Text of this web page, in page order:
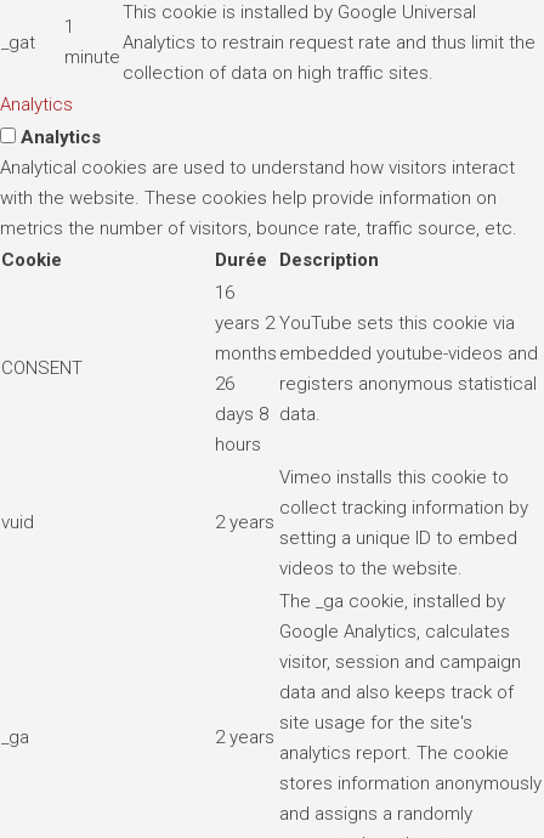
_gat
1
minute
This cookie is installed by Google Universal
Analytics to restrain request rate and thus limit the
collection of data on high traffic sites.
Analytics
Analytics
Analytical cookies are used to understand how visitors interact
with the website. These cookies help provide information on
metrics the number of visitors, bounce rate, traffic source, etc.
Cookie
Durée Description
CONSENT
16
years 2
months
26
days 8
hours
YouTube sets this cookie via
embedded youtube-videos and
registers anonymous statistical
data.
vuid 2 years
Vimeo installs this cookie to
collect tracking information by
setting a unique ID to embed
videos to the website.
_ga 2 years
The _ga cookie, installed by
Google Analytics, calculates
visitor, session and campaign
data and also keeps track of
site usage for the site's
analytics report. The cookie
stores information anonymously
and assigns a randomly